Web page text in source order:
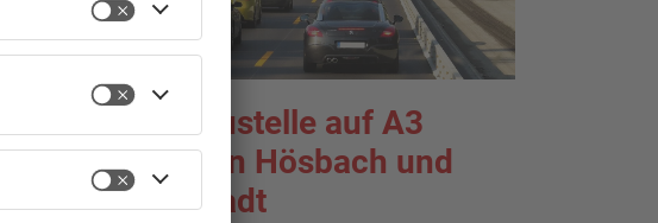
Großbaustelle auf A3
zwischen Hösbach und
Stockstadt